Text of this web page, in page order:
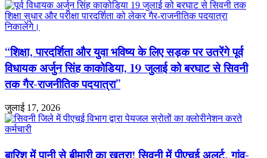
“शिक्षा, पारदर्शिता और युवा भविष्य के लिए सड़क पर उतरेंगे पूर्व
विधायक अर्जुन सिंह काकोडिया, 19 जुलाई को बरघाट से सिवनी
तक गैर-राजनीतिक पदयात्रा”
जुलाई 17, 2026
बारिश में पानी से बीमारी का खतरा! सिवनी में पीएचई अलर्ट, गांव-